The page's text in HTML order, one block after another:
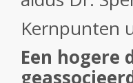
Kernpunten
Een